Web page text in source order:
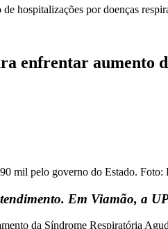
hospitalizações por doenças
enfrentar aumento
mil pelo governo do Estado.
Em Viamão, a
da Síndrome Respiratória